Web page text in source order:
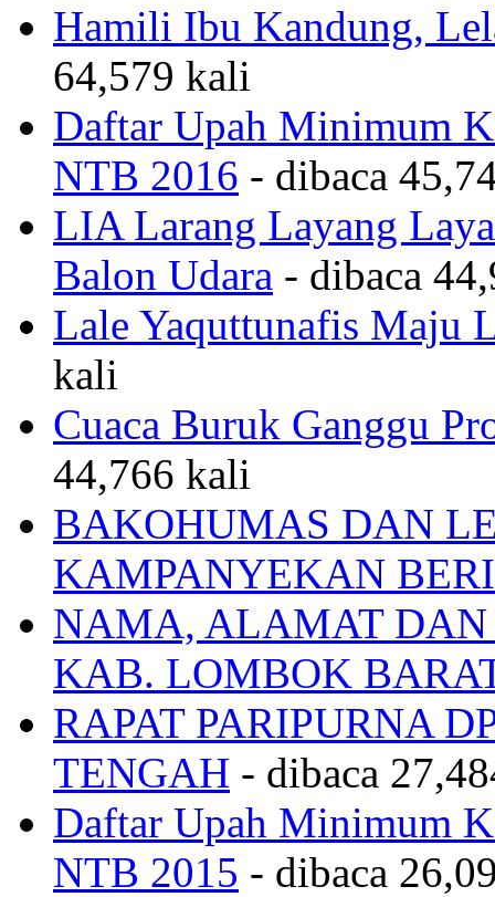
Hamili Ibu Kandung,
64,579 kali
Daftar Upah Minimum
NTB 2016 - dibaca
LIA Larang Layang
Balon Udara - dibaca
Lale Yaquttunafis Maju
kali
Cuaca Buruk Ganggu
44,766 kali
BAKOHUMAS DAN
KAMPANYEKAN
NAMA, ALAMAT DAN
KAB. LOMBOK
RAPAT PARIPURNA
TENGAH - dibaca
Daftar Upah Minimum
NTB 2015 - dibaca